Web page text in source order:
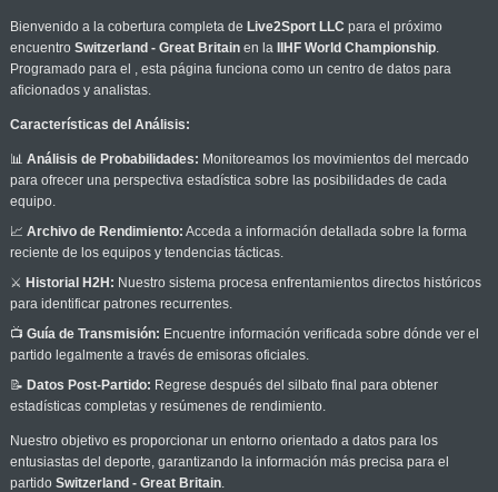
Bienvenido a la cobertura completa de Live2Sport LLC para el próximo
encuentro Switzerland - Great Britainen la IIHF World Championship.
Programado para el , esta página funciona como un centro de datos para
aficionados y analistas.
Características del Análisis:
📊 Análisis de Probabilidades: Monitoreamos los movimientos del mercado
para ofrecer una perspectiva estadística sobre las posibilidades de cada
equipo.
📈 Archivo de Rendimiento: Acceda a información detallada sobre la forma
reciente de los equipos y tendencias tácticas.
⚔️ Historial H2H: Nuestro sistema procesa enfrentamientos directos históricos
para identificar patrones recurrentes.
📺 Guía de Transmisión: Encuentre información verificada sobre dónde ver el
partido legalmente a través de emisoras oficiales.
📝 Datos Post-Partido: Regrese después del silbato final para obtener
estadísticas completas y resúmenes de rendimiento.
Nuestro objetivo es proporcionar un entorno orientado a datos para los
entusiastas del deporte, garantizando la información más precisa para el
partido Switzerland - Great Britain.